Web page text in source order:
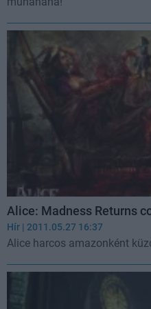
Alice: Madness Returns
Hír | 2011.05.27 16:37
Alice harcos amazonként